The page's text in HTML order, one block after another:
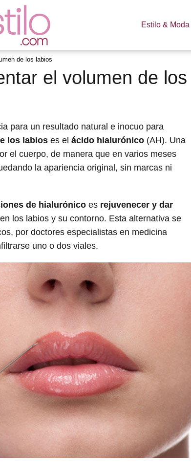
Estilo & Moda
de los labios
el volumen de los
para un resultado natural e inocuo para
los labios es el ácido hialurónico (AH). Una
el cuerpo, de manera que en varios meses
la apariencia original, sin marcas ni
de hialurónico es rejuvenecer y dar
los labios y su contorno. Esta alternativa se
por doctores especialistas en medicina
uno o dos viales.